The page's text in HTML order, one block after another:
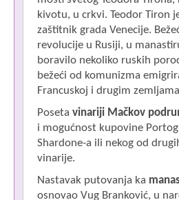
kivotu, u crkvi. Teodor Tiron
zaštitnik grada Venecije.
revolucije u Rusiji, u
boravilo nekoliko ruskih
bežeći od komunizma
Francuskoj i drugim
Poseta vinariji Mačkov
i mogućnost kupovine
Shardone-a ili nekog od
vinarije.
Nastavak putovanja ka
osnovao Vug Branković, u